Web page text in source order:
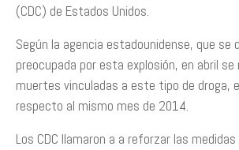
(CDC) de Estados Unidos.
Según la agencia estadounidense, que se
preocupada por esta explosión, en abril
muertes vinculadas a este tipo de droga,
respecto al mismo mes de 2014.
Los CDC llamaron a a reforzar las